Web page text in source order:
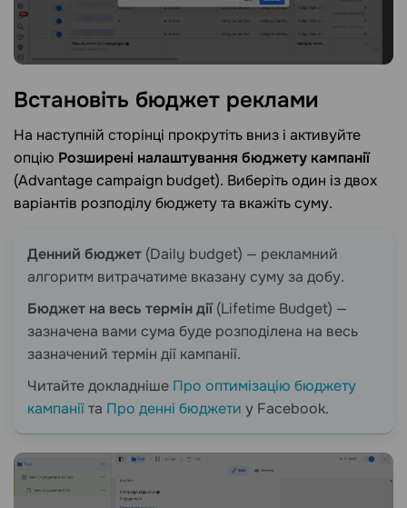
Встановіть бюджет реклами
На наступній сторінці прокрутіть вниз і активуйте
опцію Розширені налаштування бюджету кампанії
(Advantage campaign budget). Виберіть один із двох
варіантів розподілу бюджету та вкажіть суму.
Денний бюджет (Daily budget) — рекламний
алгоритм витрачатиме вказану суму за добу.
Бюджет на весь термін дії(Lifetime Budget) —
зазначена вами сума буде розподілена на весь
зазначений термін дії кампанії.
Читайте докладніше Про оптимізацію бюджету
кампаніїта Про денні бюджети у Facebook.